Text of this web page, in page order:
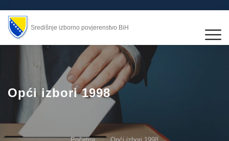
Središnje izborno povjerenstvo BiH
Opći izbori 1998